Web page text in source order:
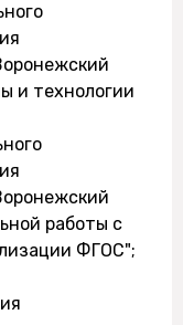
и технологии
работы с
ФГОС";